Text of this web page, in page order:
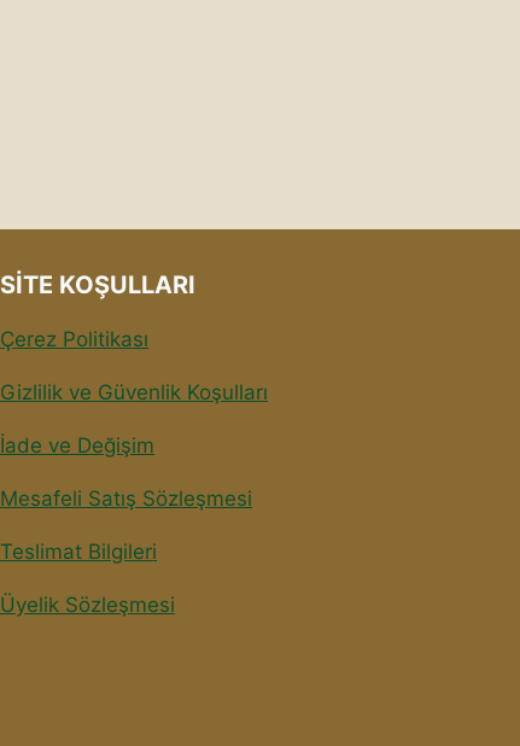
SITE KOŞULLARI
Çerez Politikası
Gizlilik ve Güvenlik Koşulları
İade ve Değişim
Mesafeli Satış Sözleşmesi
Teslimat Bilgileri
Üyelik Sözleşmesi